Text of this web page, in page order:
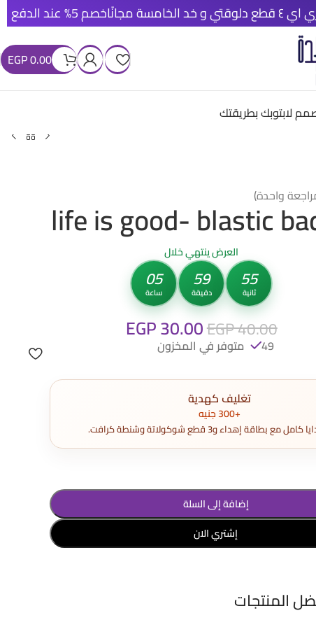
خصم 5% عند الدفع الأونلاين
EGP0.00
لابتوبك بطريقتك
واحدة)
life is good- blastic
العرض ينتهي خلال
05
ساعة 59
دقيقة 54
ثانية
EGP40.00
EGP30.00
49 متوفر في المخزون
تغليف كهدية
+300 جنيه
مع بطاقة إهداء و3 قطع شوكولاتة وشنطة كرافت.
إضافة إلى السلة
إشتري الان
المنتجات